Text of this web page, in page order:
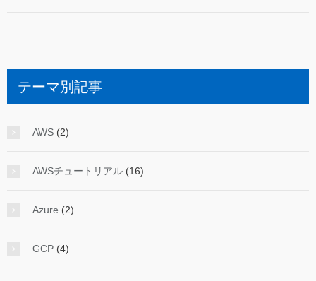
テーマ別記事
AWS (2)
AWSチュートリアル (16)
Azure (2)
GCP (4)